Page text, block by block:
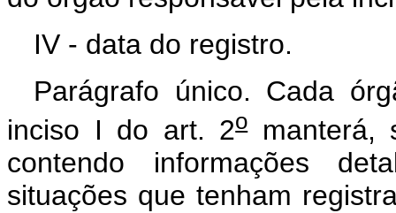
IV - data do registro.
Parágrafo único. Cada
inciso I do art. 2omanterá,
contendo informações
situações que tenham